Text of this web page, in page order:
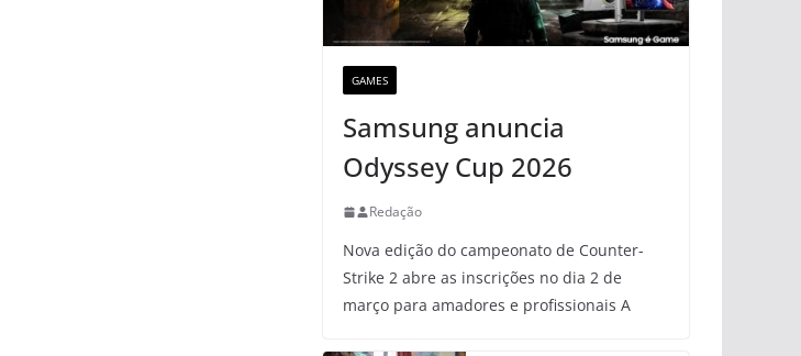
GAMES
Samsung anuncia
Odyssey Cup 2026
Redação
Nova edição do campeonato de Counter-
Strike 2 abre as inscrições no dia 2 de
março para amadores e profissionais A